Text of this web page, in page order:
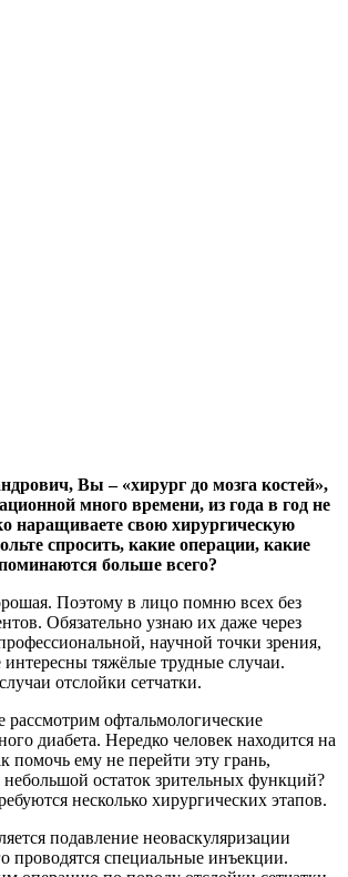
Вы – «хирург до мозга костей»,
много времени, из года в год не
наращиваете свою хирургическую
спросить, какие операции, какие
больше всего?
Поэтому в лицо помню всех без
Обязательно узнаю их даже через
научной точки зрения,
интересны тяжёлые трудные случаи.
отслойки сетчатки.
рассмотрим офтальмологические
диабета. Нередко человек находится на
помочь ему не перейти эту грань,
небольшой остаток зрительных функций?
несколько хирургических этапов.
подавление неоваскуляризации
проводятся специальные инъекции.